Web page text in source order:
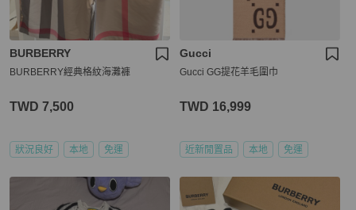
BURBERRY
BURBERRY經典格紋海灘褲
TWD 7,500
狀況良好 本地 免運
Gucci
Gucci GG提花羊毛圍巾
TWD 16,999
近新閒置品 本地 免運